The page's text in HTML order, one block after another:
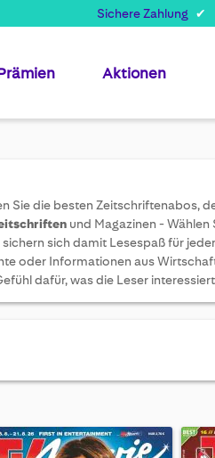
Sichere Zahlung
Aktionen
Sie die besten Zeitschriftenabos,
und Magazinen - Wählen
sich damit Lesespaß für
oder Informationen aus
dafür, was die Leser